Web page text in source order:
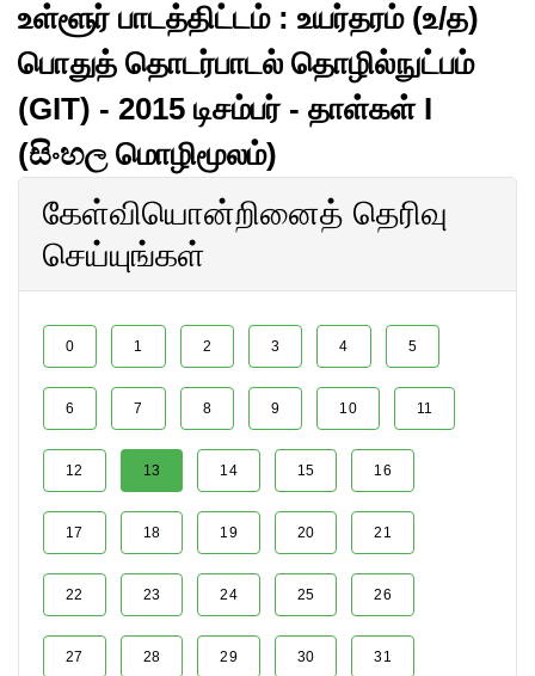
உள்ளூர் பாடத்திட்டம் : உயர்தரம் (உ/த)
பொதுத் தொடர்பாடல் தொழில்நுட்பம்
(GIT) - 2015 டிசம்பர் - தாள்கள் I
(සිංහල மொழிமூலம்)
கேள்வியொன்றினைத் தெரிவு
செய்யுங்கள்
0 1 2 3 4 5
6 7 8 9 10 11
12 13 14 15 16
17 18 19 20 21
22 23 24 25 26
27 28 29 30 31